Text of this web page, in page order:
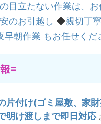
目立たない作業は、
のお引越し ◆親切丁
早朝作業 もお任せくだ
=
片付け(ゴミ屋敷、家
明け渡しまで即日対応